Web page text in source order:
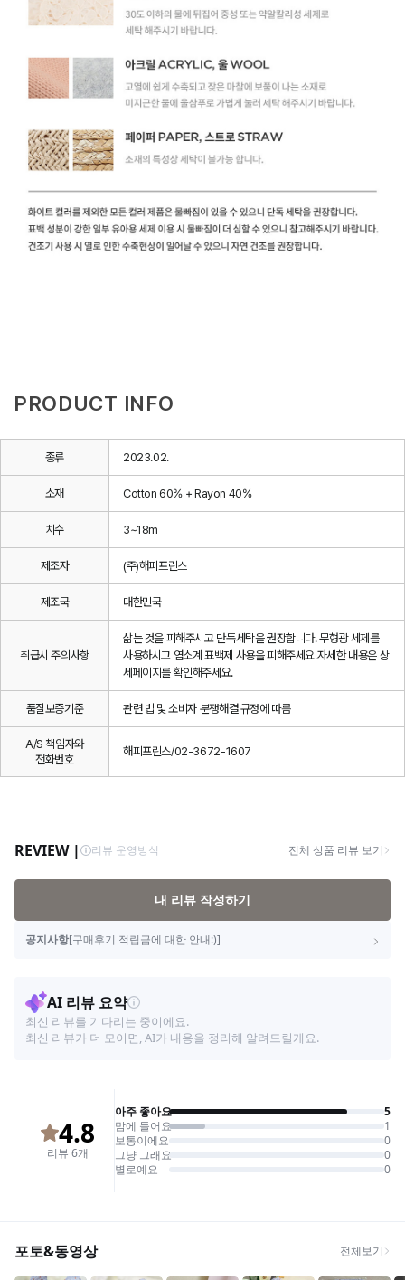
PRODUCT INFO
종류 2023.02.
소재 Cotton 60% + Rayon 40%
치수 3~18m
제조자 (주)해피프린스
제조국 대한민국
취급시 주의사항
삶는 것을 피해주시고 단독세탁을 권장합니다. 무형광 세제를
사용하시고 염소계 표백제 사용을 피해주세요.자세한 내용은 상
세페이지를 확인해주세요.
품질보증기준 관련 법 및 소비자 분쟁해결 규정에 따름
A/S 책임자와
전화번호
해피프린스/02-3672-1607